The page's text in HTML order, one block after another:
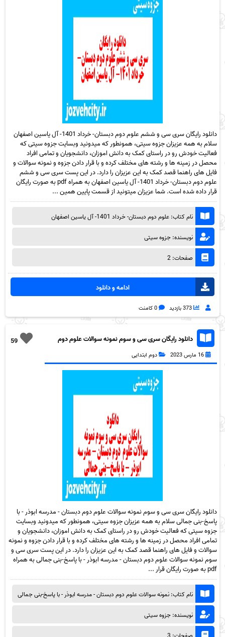
دانلود رایگان سری سی و ششم علوم دوم دبستان- خرداد 1401- آل یاسین اصفهان
سلام به همه عزیزان جزوه سیتی، همونطور که میدونید وبسایت جزوه سیتی که
فعالیت خودش رو در راستای کمک به دانش اموزان، دانشجویان و تمامی افراد
محصل در زمینه ها و رشته های مختلف کرده و با قرار دادن جزوه و نمونه سوالات و
فایل های راهنما قصد کمک به این عزیزان را دارد. در این پست سری سی و ششم
علوم دوم دبستان- خرداد 1401- آل یاسین اصفهان به همراه pdf به صورت رایگان
قرار داده شده است. شما عزیزان میتونید از قسمت پایین همین ...
نام کتاب: علوم دوم دبستان- خرداد 1401- آل یاسین اصفهان
نویسنده: جزوه سیتی
صفحات: 2
ادامه و دانلود
373 بازدید 0 کامنت
59
دانلود رایگان سری سی و سوم نمونه سوالات علوم دوم
دبستان – مدرسه ابوذر – با پاسخ-بنی جمالی به همراه
pdf 16 مارس 2023 دوم ابتدایی
دانلود رایگان سری سی و سوم نمونه سوالات علوم دوم دبستان - مدرسه ابوذر - با
پاسخ-بنی جمالی سلام به همه عزیزان جزوه سیتی، همونطور که میدونید وبسایت
جزوه سیتی که فعالیت خودش رو در راستای کمک به دانش اموزان، دانشجویان و
تمامی افراد محصل در زمینه ها و رشته های مختلف کرده و با قرار دادن جزوه و نمونه
سوالات و فایل های راهنما قصد کمک به این عزیزان را دارد. در این پست سری سی و
سوم نمونه سوالات علوم دوم دبستان - مدرسه ابوذر - با پاسخ-بنی جمالی به همراه
pdf به صورت رایگان قرار ...
نام کتاب: نمونه سوالات علوم دوم دبستان - مدرسه ابوذر - با پاسخ-بنی جمالی
نویسنده: جزوه سیتی